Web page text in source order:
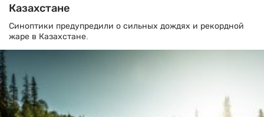
Казахстане
Синоптики предупредили о сильных дождях и рекордной
жаре в Казахстане.